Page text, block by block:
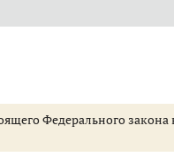
Федерального